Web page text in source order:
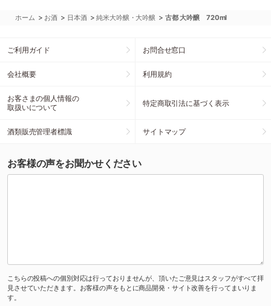
ホーム > お酒 > 日本酒 >純米大吟醸・大吟醸 > 古都 大吟醸 720ml
ご利用ガイド お問合せ窓口
会社概要 利用規約
お客さまの個人情報の
取扱いについて
特定商取引法に基づく表示
酒類販売管理者標識 サイトマップ
お客様の声をお聞かせください
こちらの投稿への個別対応は行っておりませんが、頂いたご意見はスタッフがすべて拝
見させていただきます。お客様の声をもとに商品開発・サイト改善を行ってまいりま
す。